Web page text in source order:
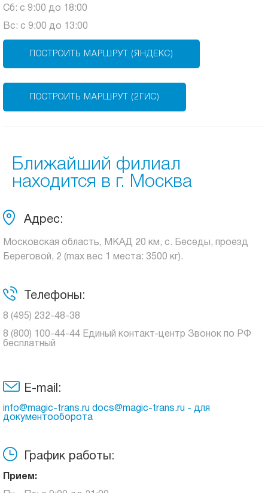
Сб: с 9:00 до 18:00
Вс: с 9:00 до 13:00
ПОСТРОИТЬ МАРШРУТ (ЯНДЕКС)
ПОСТРОИТЬ МАРШРУТ (2ГИС)
Ближайший филиал
находится в г. Москва
Адрес:
Московская область, МКАД 20 км, с. Беседы, проезд
Береговой, 2 (max вес 1 места: 3500 кг).
Телефоны:
8 (495) 232-48-38
8 (800) 100-44-44 Единый контакт-центр Звонок по РФ
бесплатный
E-mail:
info@magic-trans.ru docs@magic-trans.ru - для
документооборота
График работы:
Прием: